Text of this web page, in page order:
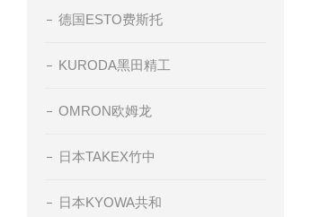
德国ESTO费斯托
KURODA黑田精工
OMRON欧姆龙
日本TAKEX竹中
日本KYOWA共和